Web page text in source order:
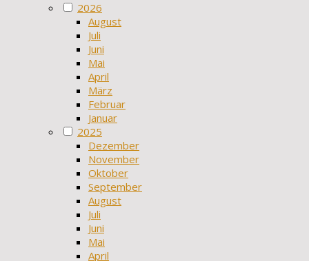
2026
August
Juli
Juni
Mai
April
März
Februar
Januar
2025
Dezember
November
Oktober
September
August
Juli
Juni
Mai
April